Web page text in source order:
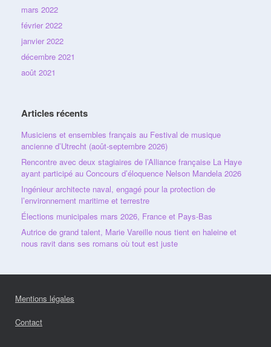
mars 2022
février 2022
janvier 2022
décembre 2021
août 2021
Articles récents
Musiciens et ensembles français au Festival de musique
ancienne d’Utrecht (août-septembre 2026)
Rencontre avec deux stagiaires de l’Alliance française La Haye
ayant participé au Concours d’éloquence Nelson Mandela 2026
Ingénieur architecte naval, engagé pour la protection de
l’environnement maritime et terrestre
Élections municipales mars 2026, France et Pays-Bas
Autrice de grand talent, Marie Vareille nous tient en haleine et
nous ravit dans ses romans où tout est juste
Mentions légales
Contact